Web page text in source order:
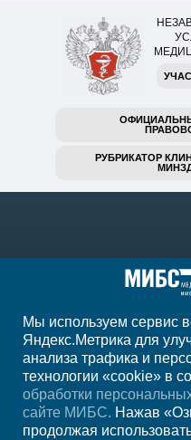
РУБРИКАТОР
Регион
Мы используем сервис
Яндекс.Метрика для
анализа трафика и
технологии «cookie» в
обработки
сайте МИБС. Нажав
продолжая